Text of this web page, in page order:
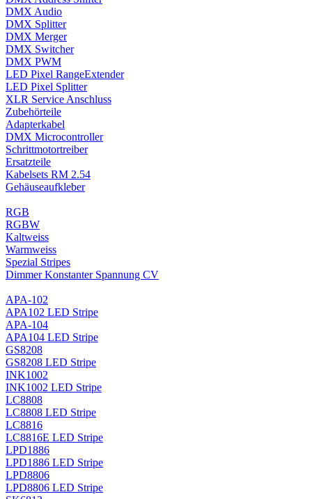
DMX Audio
DMX Splitter
DMX Merger
DMX Switcher
DMX PWM
LED Pixel RangeExtender
LED Pixel Splitter
XLR Service Anschluss
Zubehörteile
Adapterkabel
DMX Microcontroller
Schrittmotortreiber
Ersatzteile
Kabelsets RM 2.54
Gehäuseaufkleber
RGB
RGBW
Kaltweiss
Warmweiss
Spezial Stripes
Dimmer Konstanter Spannung CV
APA-102
APA102 LED Stripe
APA-104
APA104 LED Stripe
GS8208
GS8208 LED Stripe
INK1002
INK1002 LED Stripe
LC8808
LC8808 LED Stripe
LC8816
LC8816E LED Stripe
LPD1886
LPD1886 LED Stripe
LPD8806
LPD8806 LED Stripe